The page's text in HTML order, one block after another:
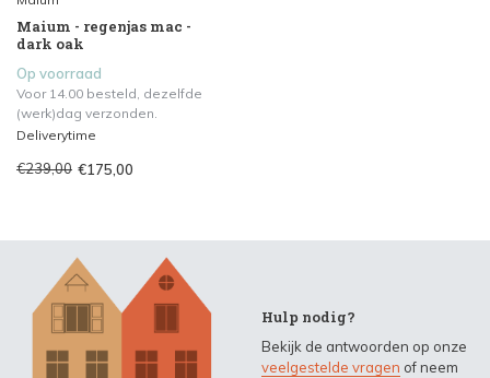
Maium - regenjas mac -
dark oak
Op voorraad
Voor 14.00 besteld, dezelfde
(werk)dag verzonden.
Deliverytime
€239,00 €175,00
Hulp nodig?
Bekijk de antwoorden op onze
veelgestelde vragen of neem